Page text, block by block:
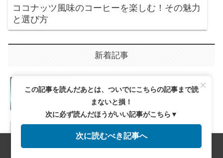
ココナッツ風味のコーヒーを楽しむ！その魅力
と選び方
新着記事
バシャとは？コーヒーの新しい種類で
味わう至福のひととき
コーヒーの苦味を極める！自分好みの
一杯を見つける方法
サイドバー
×
この記事を読んだあとは、ついでにこちらの記事まで読
まないと損！
次に必ず読んだほうがいい記事がこちら▼
次に読むべき記事へ